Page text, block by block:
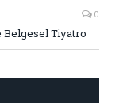
0
Tiyatro